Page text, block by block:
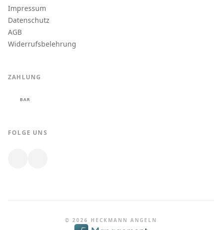
Impressum
Datenschutz
AGB
Widerrufsbelehrung
ZAHLUNG
BAR
FOLGE UNS
© 2026 HECKMANN ANGELN